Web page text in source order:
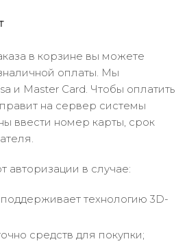
в корзине вы можете
оплаты. Мы
и Master Card. Чтобы оплатить
на сервер системы
ввести номер карты, срок
авторизации в случае:
технологию 3D-
средств для покупки;